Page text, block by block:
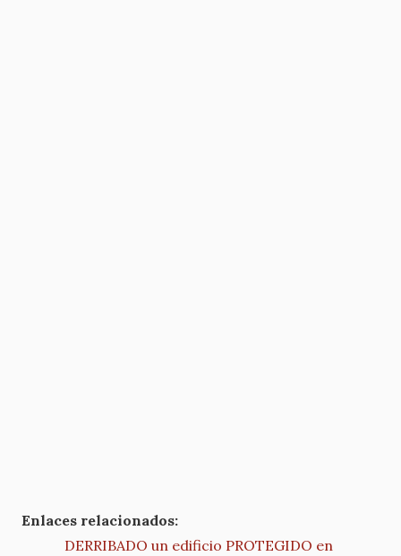
Enlaces relacionados:
DERRIBADO un edificio PROTEGIDO en